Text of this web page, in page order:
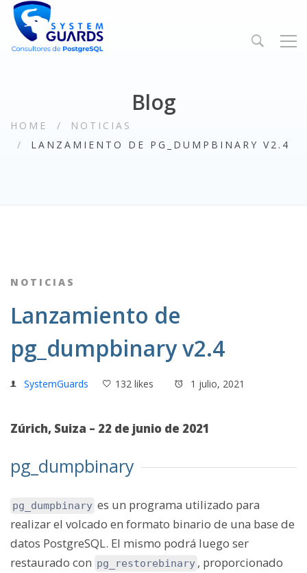
Blog
HOME
NOTICIAS
LANZAMIENTO DE PG_DUMPBINARY V2.4
NOTICIAS
Lanzamiento de
pg_dumpbinary v2.4
SystemGuards 132 likes 1 julio, 2021
Zúrich, Suiza – 22 de junio de 2021
pg_dumpbinary
pg_dumpbinary es un programa utilizado para
realizar el volcado en formato binario de una base de
datos PostgreSQL. El mismo podrá luego ser
restaurado con pg_restorebinary , proporcionado